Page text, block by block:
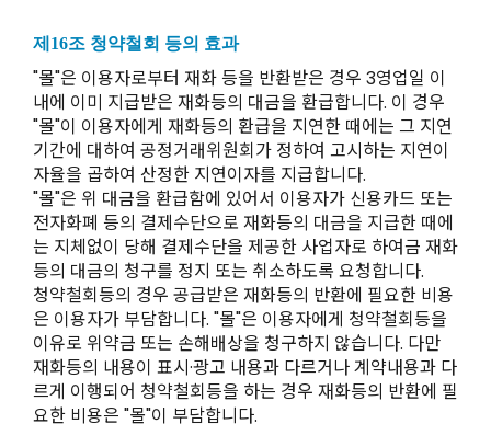
제16조 청약철회 등의 효과
"몰"은 이용자로부터 재화 등을 반환받은 경우 3영업일 이
내에 이미 지급받은 재화등의 대금을 환급합니다. 이 경우
"몰"이 이용자에게 재화등의 환급을 지연한 때에는 그 지연
기간에 대하여 공정거래위원회가 정하여 고시하는 지연이
자율을 곱하여 산정한 지연이자를 지급합니다.
"몰"은 위 대금을 환급함에 있어서 이용자가 신용카드 또는
전자화폐 등의 결제수단으로 재화등의 대금을 지급한 때에
는 지체없이 당해 결제수단을 제공한 사업자로 하여금 재화
등의 대금의 청구를 정지 또는 취소하도록 요청합니다.
청약철회등의 경우 공급받은 재화등의 반환에 필요한 비용
은 이용자가 부담합니다. "몰"은 이용자에게 청약철회등을
이유로 위약금 또는 손해배상을 청구하지 않습니다. 다만
재화등의 내용이 표시·광고 내용과 다르거나 계약내용과 다
르게 이행되어 청약철회등을 하는 경우 재화등의 반환에 필
요한 비용은 "몰"이 부담합니다.